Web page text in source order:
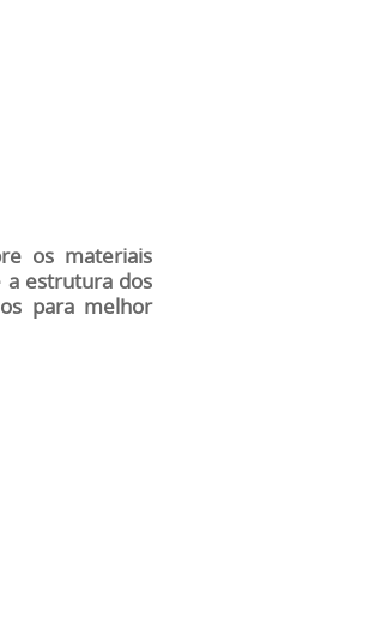
os materiais
a estrutura dos
para melhor